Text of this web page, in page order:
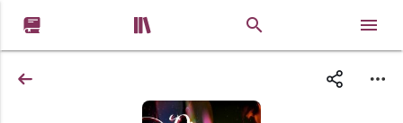
 